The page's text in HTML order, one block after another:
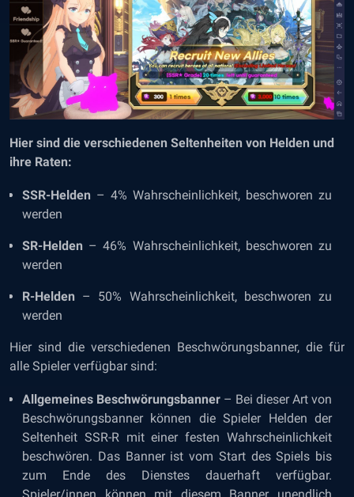
Hier sind die verschiedenen Seltenheiten von Helden und
ihre Raten:
SSR-Helden – 4% Wahrscheinlichkeit, beschworen zu
werden
SR-Helden – 46% Wahrscheinlichkeit, beschworen zu
werden
R-Helden – 50% Wahrscheinlichkeit, beschworen zu
werden
Hier sind die verschiedenen Beschwörungsbanner, die für
alle Spieler verfügbar sind:
Allgemeines Beschwörungsbanner – Bei dieser Art von
Beschwörungsbanner können die Spieler Helden der
Seltenheit SSR-R mit einer festen Wahrscheinlichkeit
beschwören. Das Banner ist vom Start des Spiels bis
zum Ende des Dienstes dauerhaft verfügbar.
Spieler/innen können mit diesem Banner unendlich